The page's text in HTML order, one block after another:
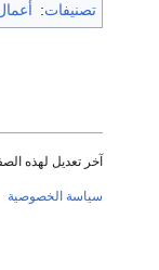
تصنيفات:
آخر تعديل لهذه الصفحة كان في
سياسة الخصوصية